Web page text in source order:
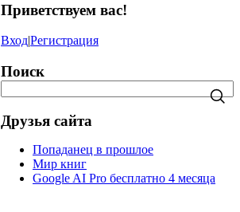
Приветствуем вас!
Вход|Регистрация
Поиск
Друзья сайта
Попаданец в прошлое
Мир книг
Google AI Pro бесплатно 4 месяца